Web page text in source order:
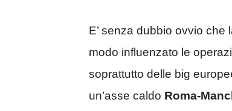
E’ senza dubbio ovvio
modo influenzato le
soprattutto delle big
un’asse caldo Roma-